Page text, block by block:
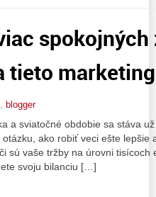
spokojných
tieto
blogger
a sviatočné obdobie sa stáva
ako robiť veci ešte lepšie
sú vaše tržby na úrovni tisícoch
svoju bilanciu […]